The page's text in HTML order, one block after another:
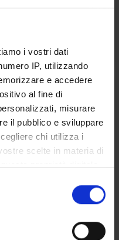
i vostri dati
IP, utilizzando
e accedere
al fine di
misurare
il pubblico e sviluppare
chi utilizza i
scelte in materia di
proprietà digitale
in qualsiasi
cookie o facendo clic